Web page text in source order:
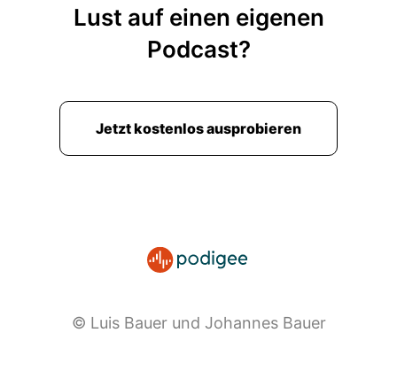
Lust auf einen eigenen
Podcast?
Jetzt kostenlos ausprobieren
© Luis Bauer und Johannes Bauer